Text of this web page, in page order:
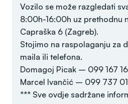
Vozilo se može razgledati
8:00h-16:00h uz prethodnu
Capraška 6 (Zagreb).
Stojimo na raspolaganju za
maila ili telefona.
Domagoj Picak – 099 167
Marcel Ivančić – 099 737
*** Sve ovdje sadržane